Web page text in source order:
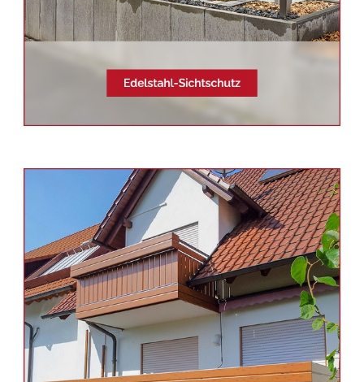
Siehe auch
Balkonsanierung
Baden-Württemberg -
Schmid
& Jakobs: ✓Aluminium
Geländerbau, Edelstahl
Terrassendach, Balkongeländer,
Sichtschutz